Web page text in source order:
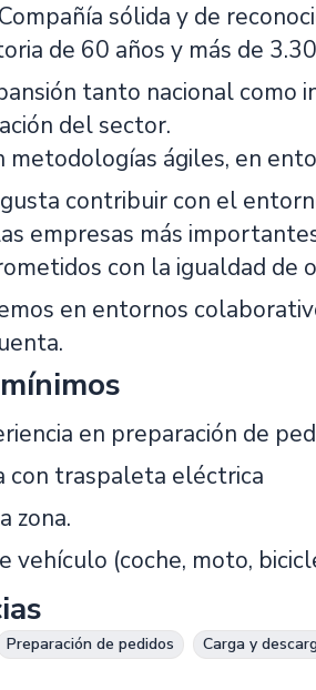
sólida y de
de 60 años y más de
tanto nacional
del sector.
metodologías ágiles, en
gusta contribuir con el
empresas más
con la igualdad de
en entornos
en preparación de
con traspaleta eléctrica
zona.
vehículo (coche, moto,
Preparación de pedidos Carga y